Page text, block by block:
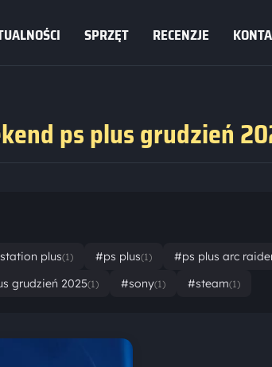
SPRZĘT RECENZJE
ps plus grudzień
plus(1) #ps plus(1) #ps plus arc
grudzień 2025(1) #sony(1) #steam(1)